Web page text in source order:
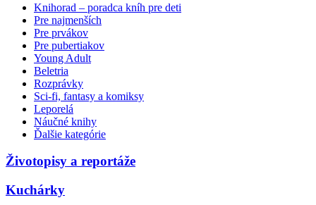
Knihorad – poradca kníh pre deti
Pre najmenších
Pre prvákov
Pre pubertiakov
Young Adult
Beletria
Rozprávky
Sci-fi, fantasy a komiksy
Leporelá
Náučné knihy
Ďalšie kategórie
Životopisy a reportáže
Kuchárky